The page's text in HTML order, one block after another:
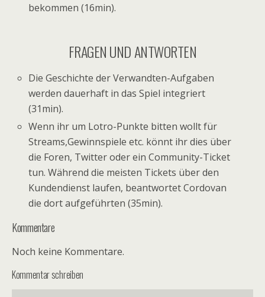
bekommen (16min).
FRAGEN UND ANTWORTEN
Die Geschichte der Verwandten-Aufgaben
werden dauerhaft in das Spiel integriert
(31min).
Wenn ihr um Lotro-Punkte bitten wollt für
Streams,Gewinnspiele etc. könnt ihr dies über
die Foren, Twitter oder ein Community-Ticket
tun. Während die meisten Tickets über den
Kundendienst laufen, beantwortet Cordovan
die dort aufgeführten (35min).
Kommentare
Noch keine Kommentare.
Kommentar schreiben